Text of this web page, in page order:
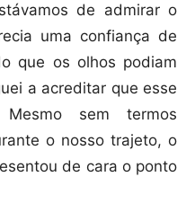
de admirar o
uma confiança de
que os olhos podiam
a acreditar que esse
sem termos
o nosso trajeto, o
de cara o ponto